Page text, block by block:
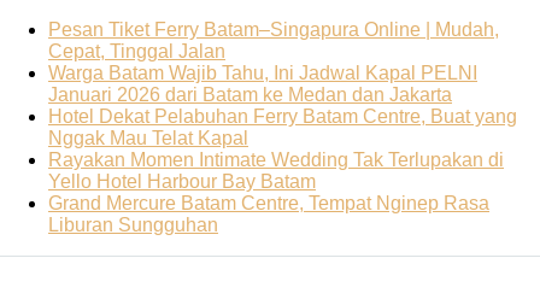
Pesan Tiket Ferry Batam–Singapura Online | Mudah,
Cepat, Tinggal Jalan
Warga Batam Wajib Tahu, Ini Jadwal Kapal PELNI
Januari 2026 dari Batam ke Medan dan Jakarta
Hotel Dekat Pelabuhan Ferry Batam Centre, Buat yang
Nggak Mau Telat Kapal
Rayakan Momen Intimate Wedding Tak Terlupakan di
Yello Hotel Harbour Bay Batam
Grand Mercure Batam Centre, Tempat Nginep Rasa
Liburan Sungguhan